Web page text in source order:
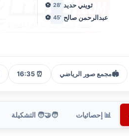
ثويني حديد '28
⚽
عبدالرحمن صالح '45
⚽
🏟️مجمع صور الرياضي ⏰ 16:35
📊 إحصائيات 🧑‍🤝‍🧑 التشكيلة